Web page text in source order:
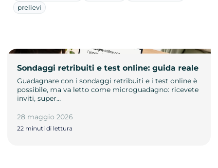
prelievi
Sondaggi retribuiti e test online: guida reale
Guadagnare con i sondaggi retribuiti e i test online è
possibile, ma va letto come microguadagno: ricevete
inviti, super…
28 maggio 2026
22 minuti di lettura